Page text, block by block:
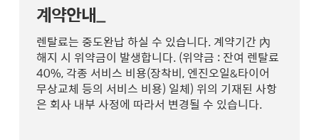
계약안내_
렌탈료는 중도완납 하실 수 있습니다. 계약기간 內
해지 시 위약금이 발생합니다. (위약금 : 잔여 렌탈료
40%, 각종 서비스 비용(장착비, 엔진오일&타이어
무상교체 등의 서비스 비용) 일체) 위의 기재된 사항
은 회사 내부 사정에 따라서 변경될 수 있습니다.